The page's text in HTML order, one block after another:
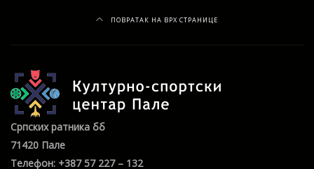
ПОВРАТАК НА ВРХ СТРАНИЦЕ
Српских ратника бб
71420 Пале
Телефон: +387 57 227 – 132